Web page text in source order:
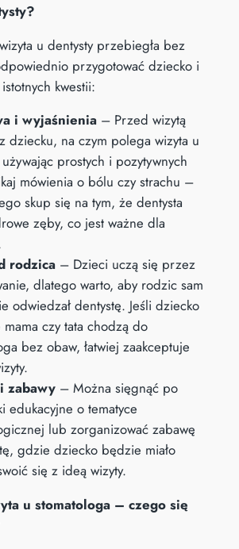
u dentysty przebiegła bez
przygotować dziecko i
kwestii:
i wyjaśnienia– Przed wizytą
dziecku, na czym polega wizyta u
prostych i pozytywnych
mówienia o bólu czy strachu –
skup się na tym, że dentysta
zęby, co jest ważne dla
rodzica– Dzieci uczą się przez
dlatego warto, aby rodzic sam
odwiedzał dentystę. Jeśli dziecko
czy tata chodzą do
bez obaw, łatwiej zaakceptuje
zabawy– Można sięgnąć po
edukacyjne o tematyce
lub zorganizować zabawę
gdzie dziecko będzie miało
się z ideą wizyty.
u stomatologa – czego się